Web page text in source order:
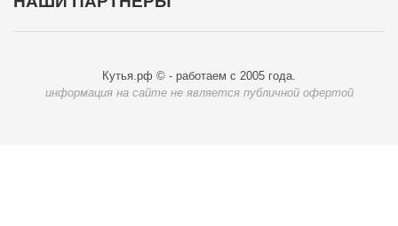
Кутья.рф © - работаем с 2005 года.
информация на сайте не является публичной офертой